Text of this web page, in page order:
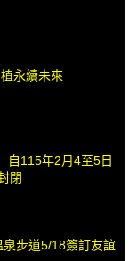
永續未來
自115年2月4至5日
閉
步道5/18簽訂友誼